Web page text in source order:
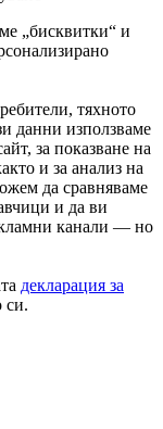
„бисквитки“ и
тяхното
данни използваме
за показване на
и за анализ на
да сравняваме
и да ви
канали — но
декларация за
си.